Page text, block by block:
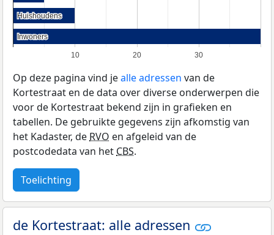
10 20 30
Huishoudens
Huishoudens
Inwoners
Inwoners
Op deze pagina vind jealle adressen van de
Kortestraat en de data over diverse onderwerpen die
voor de Kortestraat bekend zijn in grafieken en
tabellen. De gebruikte gegevens zijn afkomstig van
het Kadaster, deRVO en afgeleid van de
postcodedata van hetCBS.
Toelichting
de Kortestraat: alle adressen